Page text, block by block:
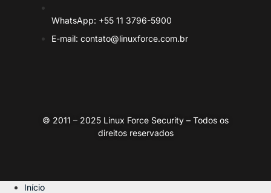
WhatsApp: +55 11 3796-5900
E-mail: contato@linuxforce.com.br
© 2011 – 2025 Linux Force Security – Todos os
direitos reservados
Início